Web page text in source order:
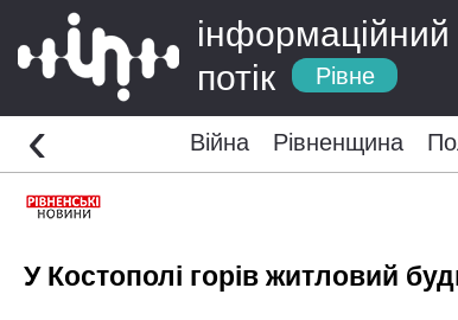
інформаційний
потік
Рівне
Війна Рівненщина
‹
У Костополі горів житловий